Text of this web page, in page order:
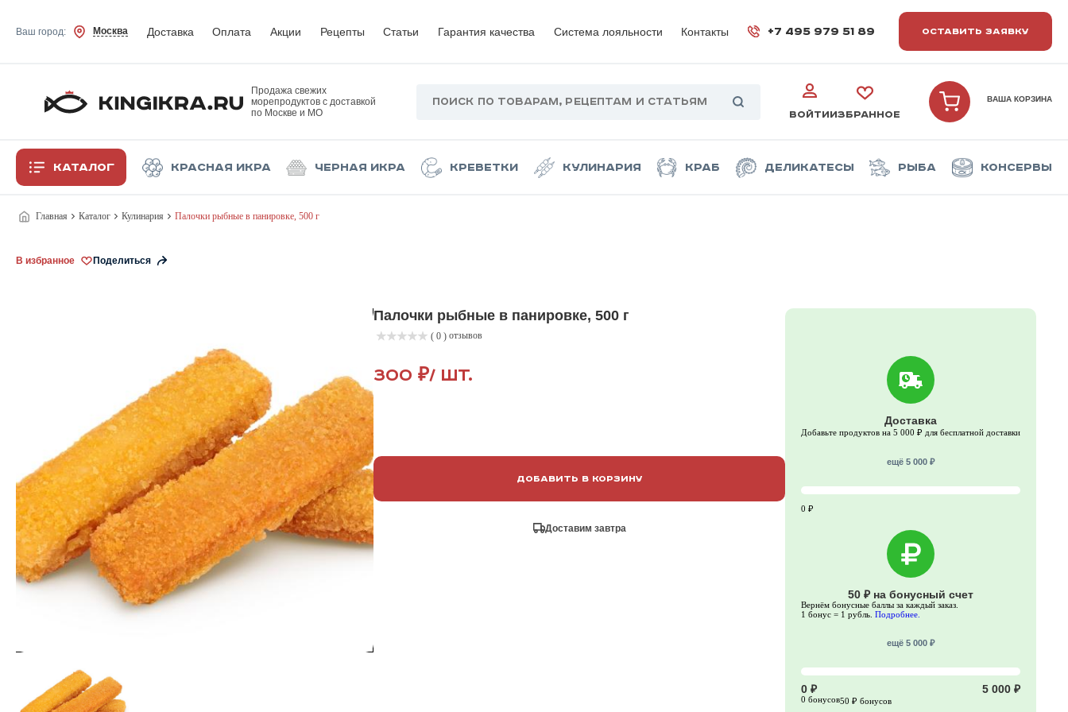
Ваш город: Москва Доставка Оплата Акции Рецепты Статьи Гарантия качества Система лояльности Контакты +7 495 979 51 89 ОСТАВИТЬ ЗАЯВКУ
Продажа свежих
морепродуктов с доставкой
по Москве и МО
ВОЙТИИЗБРАННОЕ
ВАША КОРЗИНА
Каталог Красная икра Черная икра Креветки Кулинария Краб Деликатесы Рыба Консервы
Главная Каталог Кулинария Палочки рыбные в панировке, 500 г
В избранное
Палочки рыбные в панировке, 500 г
( 0 ) отзывов
300 ₽/ шт.
Добавить в корзину
Доставим завтра
Доставка
Добавьте продуктов на 5 000 ₽ для бесплатной доставки
ещё 5 000 ₽
0 ₽
50 ₽ на бонусный счет
Вернём бонусные баллы за каждый заказ.
1 бонус = 1 рубль. Подробнее.
ещё 5 000 ₽
0 ₽ 5 000 ₽
0 бонусов50 ₽ бонусов